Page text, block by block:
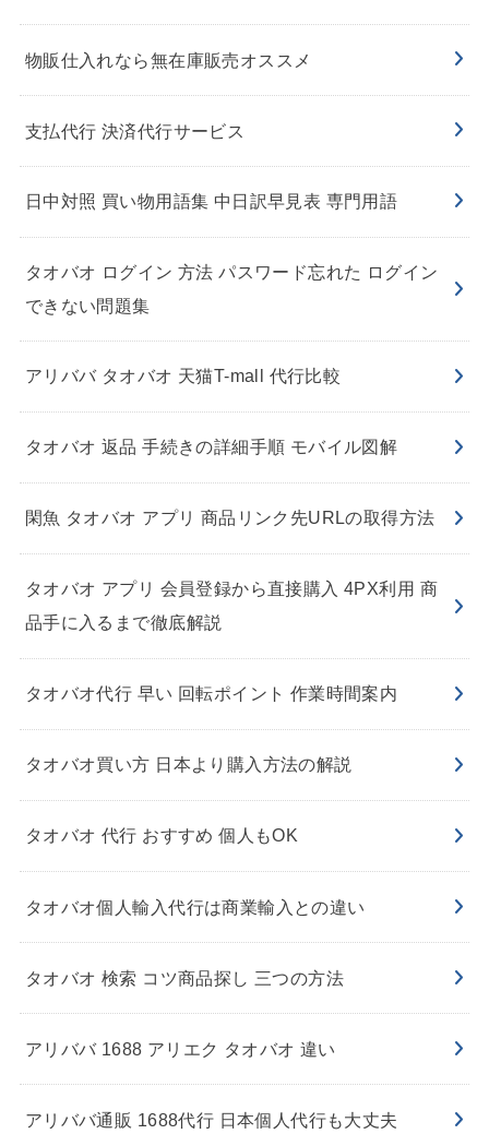
物販仕入れなら無在庫販売オススメ
支払代行 決済代行サービス
日中対照 買い物用語集 中日訳早見表 専門用語
タオバオ ログイン 方法 パスワード忘れた ログイン
できない問題集
アリババ タオバオ 天猫T-mall 代行比較
タオバオ 返品 手続きの詳細手順 モバイル図解
閑魚 タオバオ アプリ 商品リンク先URLの取得方法
タオバオ アプリ 会員登録から直接購入 4PX利用 商
品手に入るまで徹底解説
タオバオ代行 早い 回転ポイント 作業時間案内
タオバオ買い方 日本より購入方法の解説
タオバオ 代行 おすすめ 個人もOK
タオバオ個人輸入代行は商業輸入との違い
タオバオ 検索 コツ商品探し 三つの方法
アリババ 1688 アリエク タオバオ 違い
アリババ通販 1688代行 日本個人代行も大丈夫